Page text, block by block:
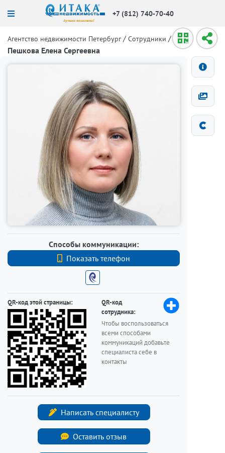
+7 (812) 740-70-40
Агентство недвижимости Петербург / Сотрудники /
Пешкова Елена Сергеевна
Способы коммуникации:
Показать телефон
+7 (812) 740-70-40
QR-код этой страницы:
QR-код
сотрудника:
Чтобы воспользоваться
всеми способами
коммуникаций добавьте
специалиста себе в
контакты
Написать специалисту
Оставить отзыв